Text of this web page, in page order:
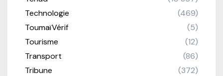
Technologie
(469)
ToumaïVérif
(5)
Tourisme
(12)
Transport
(86)
Tribune
(372)